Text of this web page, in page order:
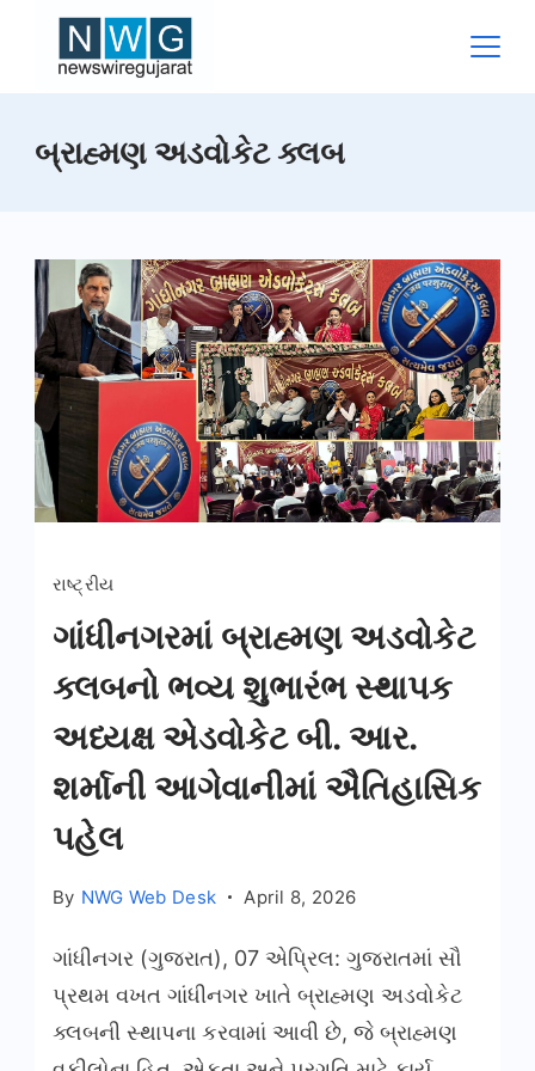
Wire
બ્રાહ્મણ અડવોકેટ ક્લબ
રાષ્ટ્રીય
ગાંધીનગરમાં બ્રાહ્મણ અડવોકેટ
ક્લબનો ભવ્ય શુભારંભ સ્થાપક
અધ્યક્ષ એડવોકેટ બી. આર.
શર્માની આગેવાનીમાં ઐતિહાસિક
પહેલ
By NWG Web Desk April 8, 2026
ગાંધીનગર (ગુજરાત), 07 એપ્રિલ: ગુજરાતમાં સૌ
પ્રથમ વખત ગાંધીનગર ખાતે બ્રાહ્મણ અડવોકેટ
ક્લબની સ્થાપના કરવામાં આવી છે, જે બ્રાહ્મણ